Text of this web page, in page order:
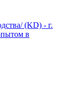
(KD) - г.
в